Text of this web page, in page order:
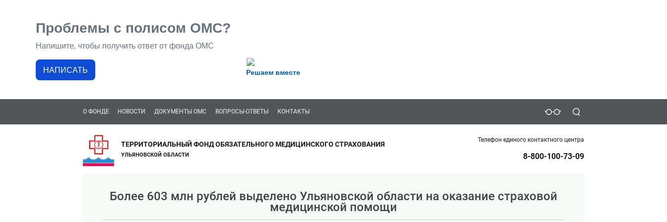
Решаем вместе
Проблемы с полисом ОМС?
Напишите, чтобы получить ответ от фонда ОМС
НАПИСАТЬ
О ФОНДЕ НОВОСТИ ДОКУМЕНТЫ ОМС ВОПРОСЫ-ОТВЕТЫ КОНТАКТЫ
ТЕРРИТОРИАЛЬНЫЙ ФОНД ОБЯЗАТЕЛЬНОГО МЕДИЦИНСКОГО СТРАХОВАНИЯ
УЛЬЯНОВСКОЙ ОБЛАСТИ
Телефон единого контактного центра
8-800-100-73-09
Более 603 млн рублей выделено Ульяновской области на оказание страховой
медицинской помощи